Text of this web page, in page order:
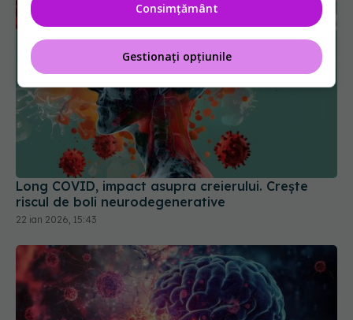
Long COVID, impact asupra creierului. Crește
riscul de boli neurodegenerative
22 ian 2026, 15:43
Consimțământ
Gestionați opțiunile